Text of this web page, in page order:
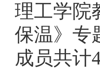
理工学院
保温》专
成员共计